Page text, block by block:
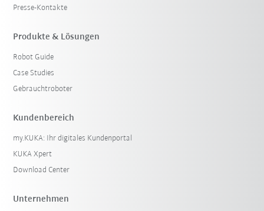
Presse-Kontakte
Produkte & Lösungen
Robot Guide
Case Studies
Gebrauchtroboter
Kundenbereich
my.KUKA: Ihr digitales Kundenportal
KUKA Xpert
Download Center
Unternehmen